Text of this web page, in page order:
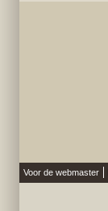
Voor de webmaster